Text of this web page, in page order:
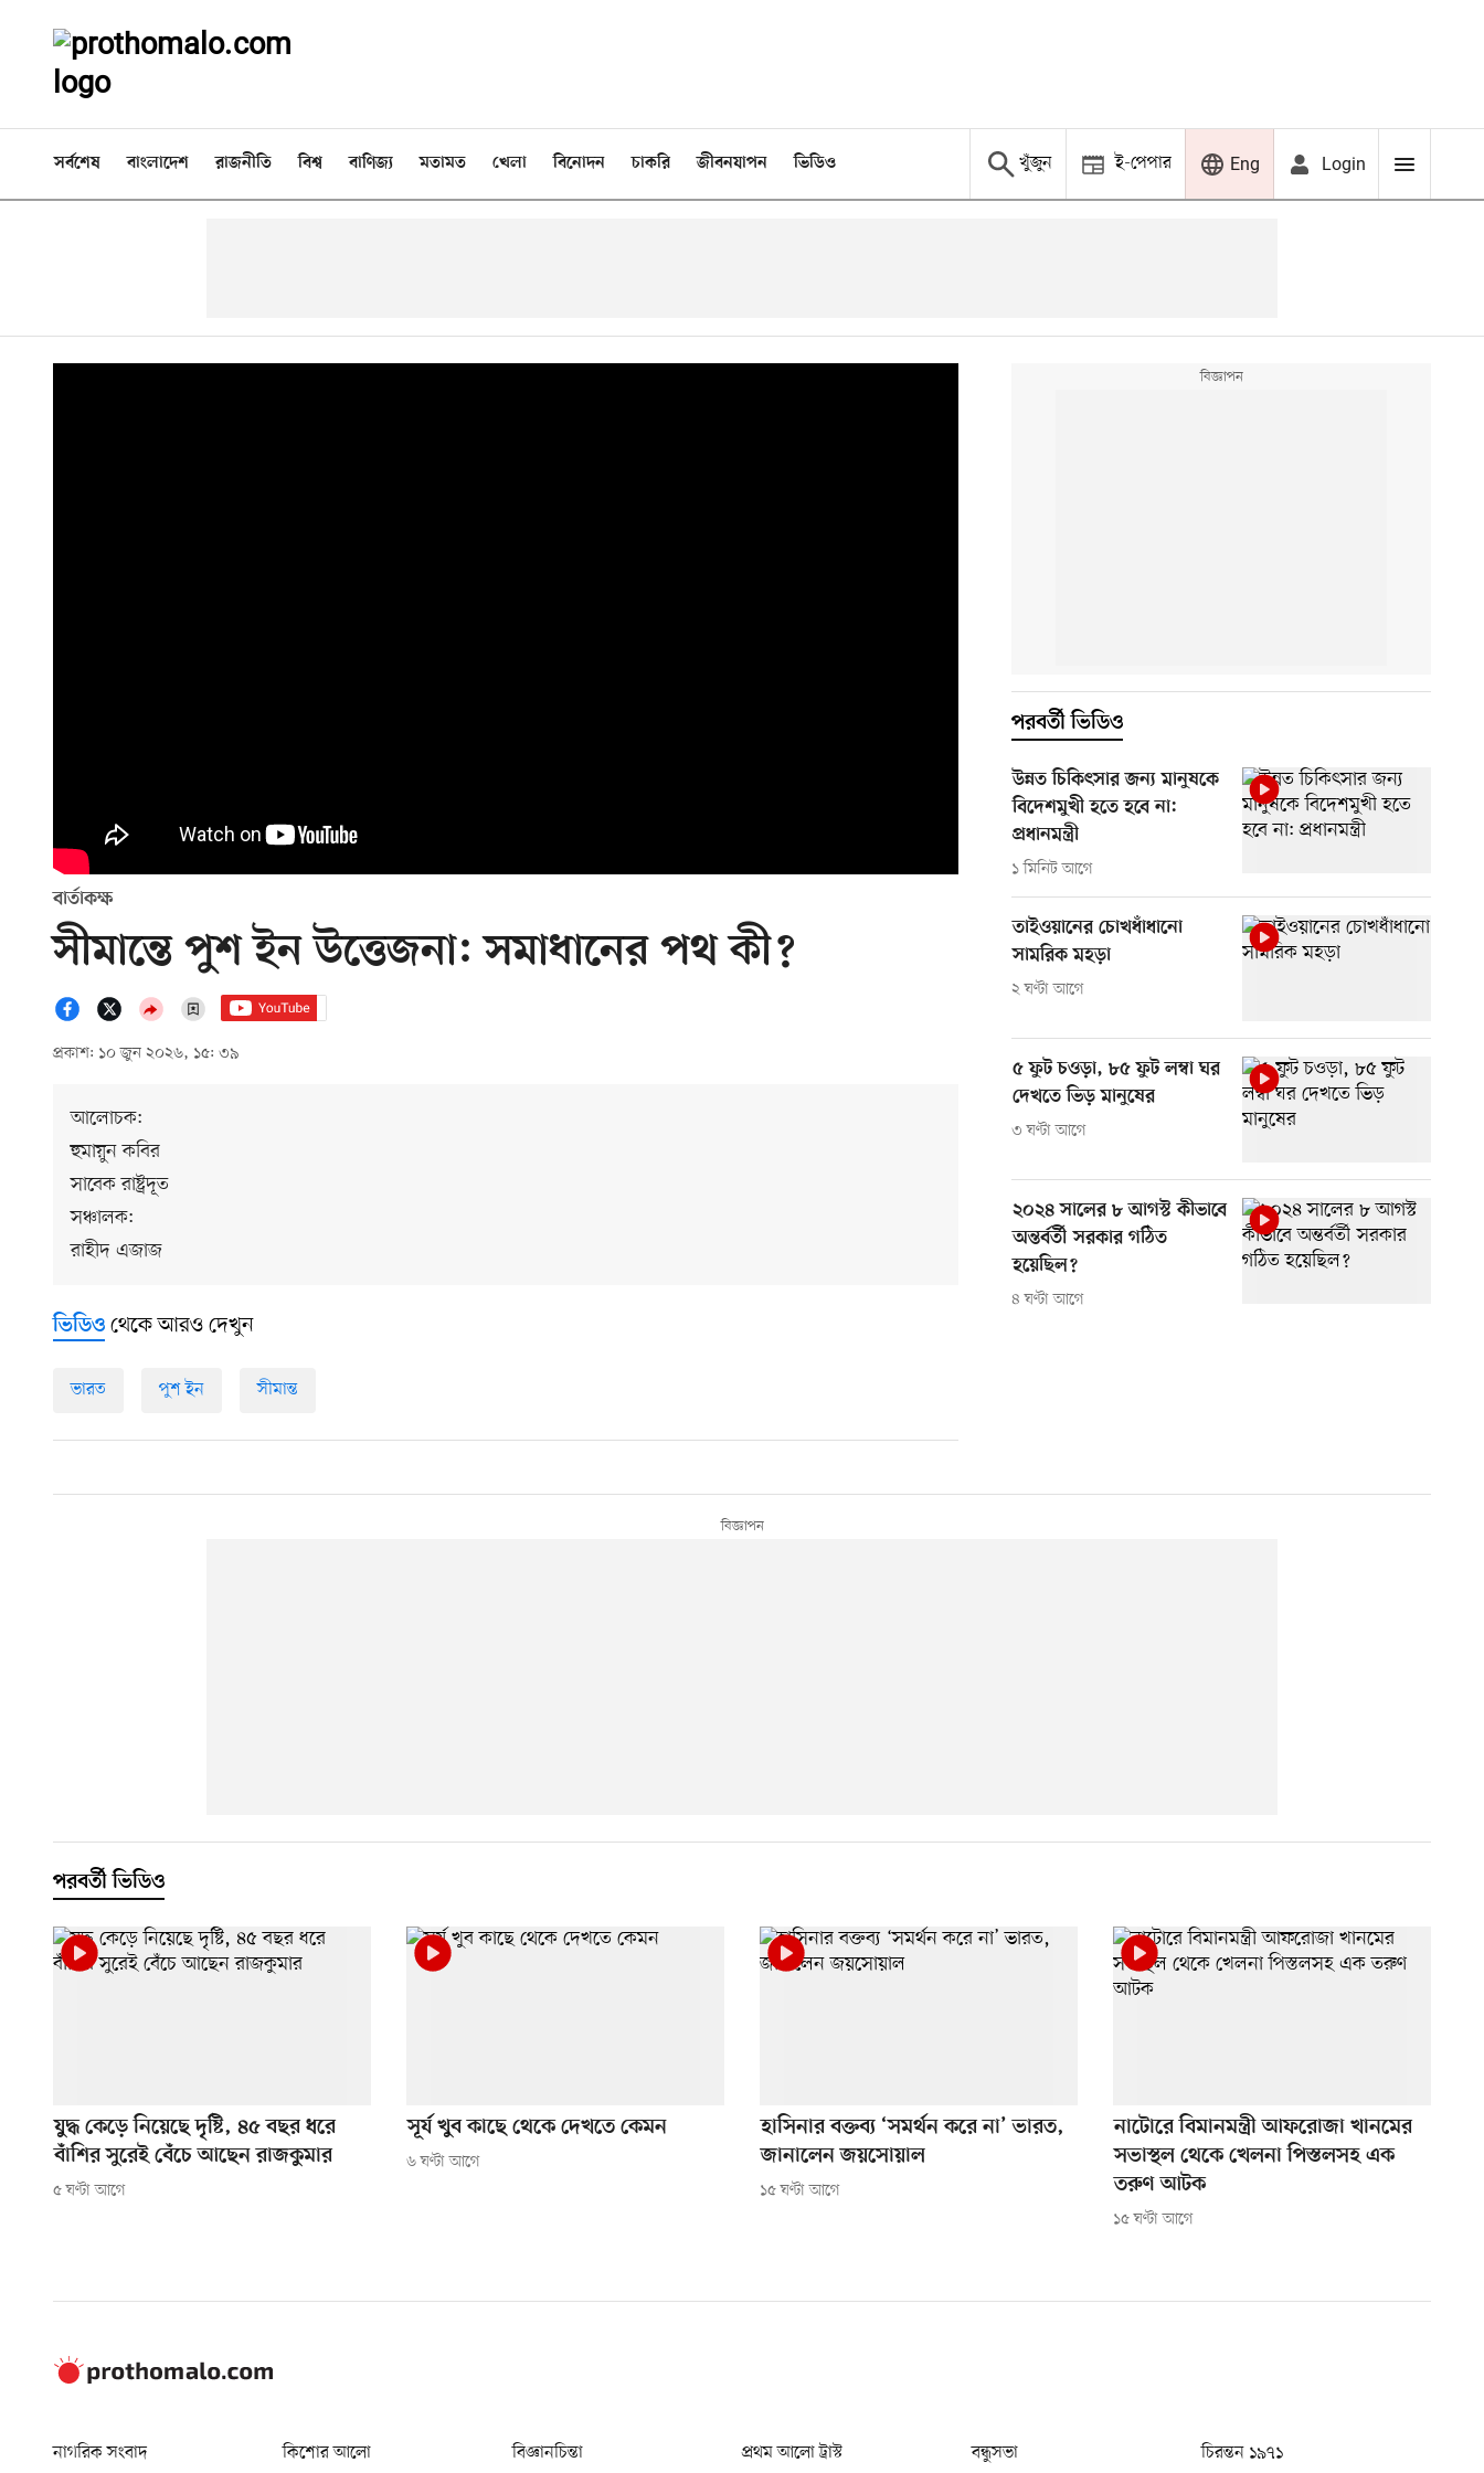
সর্বশেষ বাংলাদেশ রাজনীতি বিশ্ব বাণিজ্য মতামত খেলা বিনোদন চাকরি জীবনযাপন ভিডিও খুঁজুন ই-পেপার Eng Login
বার্তাকক্ষ
সীমান্তে পুশ ইন উত্তেজনা: সমাধানের পথ কী?
প্রকাশ: ১০ জুন ২০২৬, ১৫: ৩৯
আলোচক:
হুমায়ুন কবির
সাবেক রাষ্ট্রদূত
সঞ্চালক:
রাহীদ এজাজ
পরবর্তী ভিডিও
উন্নত চিকিৎসার জন্য মানুষকে
বিদেশমুখী হতে হবে না:
প্রধানমন্ত্রী
১ মিনিট আগে
তাইওয়ানের চোখধাঁধানো
সামরিক মহড়া
২ ঘণ্টা আগে
৫ ফুট চওড়া, ৮৫ ফুট লম্বা ঘর
দেখতে ভিড় মানুষের
৩ ঘণ্টা আগে
২০২৪ সালের ৮ আগস্ট কীভাবে
অন্তর্বর্তী সরকার গঠিত
হয়েছিল?
৪ ঘণ্টা আগে
ভিডিও থেকে আরও দেখুন
ভারত পুশ ইন সীমান্ত
পরবর্তী ভিডিও
যুদ্ধ কেড়ে নিয়েছে দৃষ্টি, ৪৫ বছর ধরে
বাঁশির সুরেই বেঁচে আছেন রাজকুমার
৫ ঘণ্টা আগে
সূর্য খুব কাছে থেকে দেখতে কেমন
৬ ঘণ্টা আগে
হাসিনার বক্তব্য ‘সমর্থন করে না’ ভারত,
জানালেন জয়সোয়াল
১৫ ঘণ্টা আগে
নাটোরে বিমানমন্ত্রী আফরোজা খানমের
সভাস্থল থেকে খেলনা পিস্তলসহ এক
তরুণ আটক
১৫ ঘণ্টা আগে
নাগরিক সংবাদ কিশোর আলো বিজ্ঞানচিন্তা প্রথম আলো ট্রাস্ট বন্ধুসভা চিরন্তন ১৯৭১